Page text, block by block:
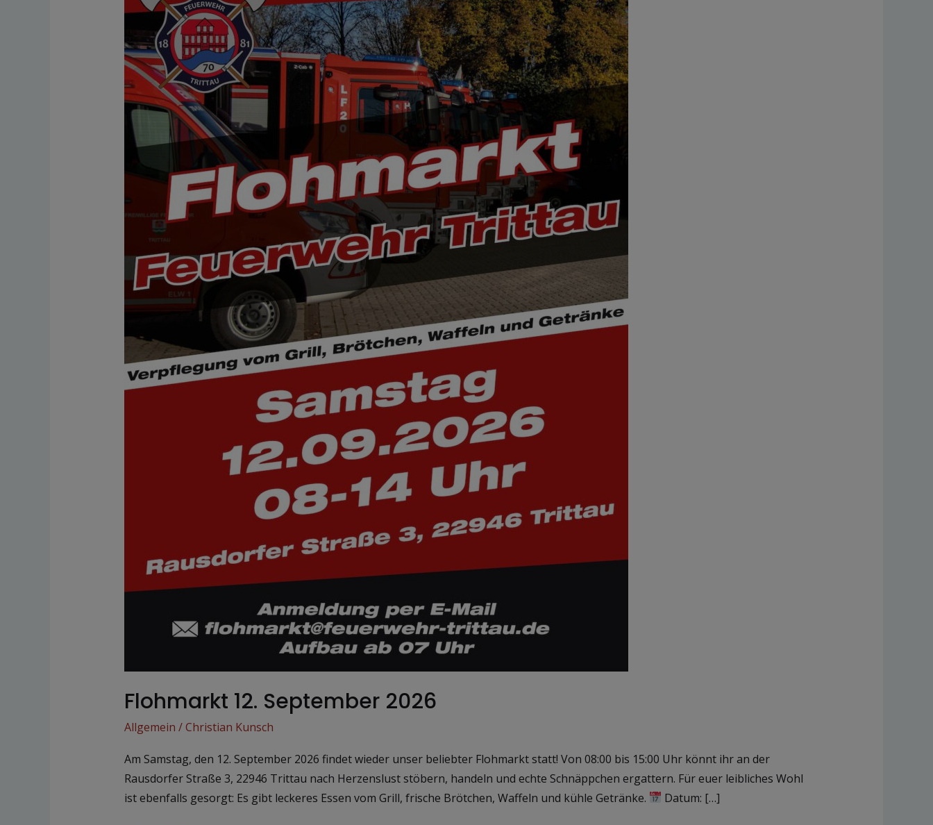
Flohmarkt 12. September 2026
Allgemein /Christian Kunsch
Am Samstag, den 12. September 2026 findet wieder unser beliebter Flohmarkt statt! Von 08:00 bis 15:00 Uhr könnt ihr an der
Rausdorfer Straße 3, 22946 Trittau nach Herzenslust stöbern, handeln und echte Schnäppchen ergattern. Für euer leibliches Wohl
ist ebenfalls gesorgt: Es gibt leckeres Essen vom Grill, frische Brötchen, Waffeln und kühle Getränke.
Datum: […]
September